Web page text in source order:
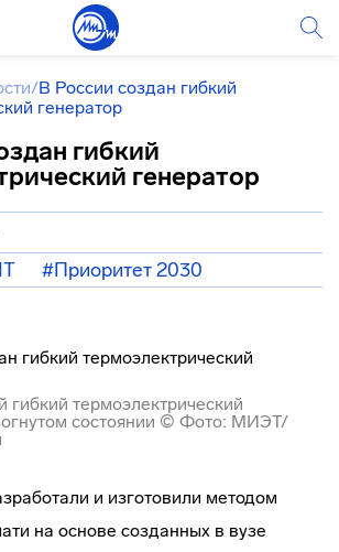
/В России создан гибкий
генератор
гибкий
генератор
#Приоритет 2030
гибкий термоэлектрический
состоянии © Фото: МИЭТ/
и изготовили методом
на основе созданных в вузе